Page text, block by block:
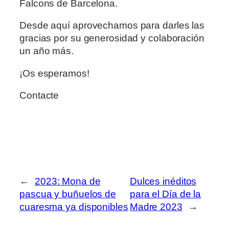
Falcons de Barcelona.
Desde aquí aprovechamos para darles las
gracias por su generosidad y colaboración
un año más.
¡Os esperamos!
Contacte
←
2023: Mona de
pascua y buñuelos de
cuaresma ya disponibles
Dulces inéditos
para el Día de la
Madre 2023
→